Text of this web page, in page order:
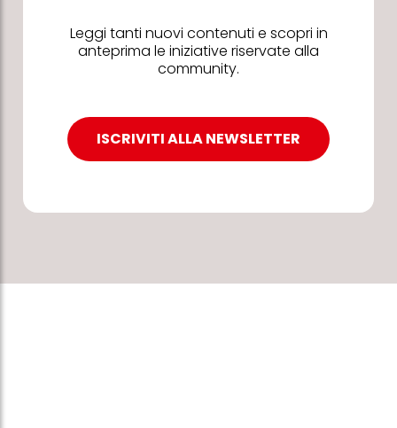
Leggi tanti nuovi contenuti e scopri in
anteprima le iniziative riservate alla
community.
ISCRIVITI ALLA NEWSLETTER